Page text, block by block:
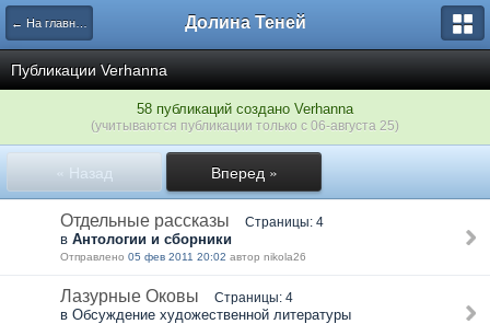
← На главную Долина Теней
Публикации Verhanna
58 публикаций создано Verhanna
(учитываются публикации только с 06-августа 25)
« Назад Вперед »
Отдельные рассказы Страницы: 4
в Антологии и сборники
Отправлено 05 фев 2011 20:02 автор nikola26
Лазурные Оковы Страницы: 4
в Обсуждение художественной литературы